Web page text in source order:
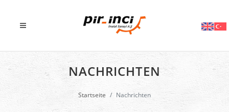
NACHRICHTEN
Startseite Nachrichten